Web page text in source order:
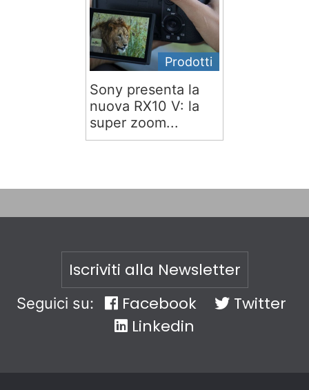
Prodotti
Sony presenta la
nuova RX10 V: la
super zoom...
Iscriviti alla Newsletter
Seguici su: Facebook
Twitter
Linkedin